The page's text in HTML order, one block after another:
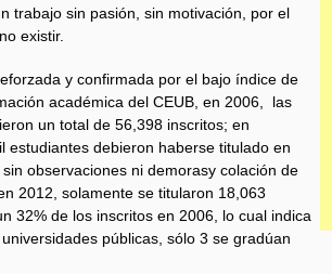
trabajo sin pasión, sin motivación, por el
existir.
y confirmada por el bajo índice de
académica del CEUB, en 2006, las
un total de 56,398 inscritos; en
debieron haberse titulado en
observaciones ni demorasy colación de
2012, solamente se titularon 18,063
32% de los inscritos en 2006, lo cual indica
públicas, sólo 3 se gradúan